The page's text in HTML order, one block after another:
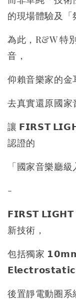
的現場體驗及「
為此，R&W 特
音，
仰賴音樂家的金
去真實還原國家
讓 𝗙𝗜𝗥𝗦𝗧
認證的
「國家音樂廳級
-
𝗙𝗜𝗥𝗦𝗧 𝗟𝗜𝗚𝗛𝗧
新技術，
包括獨家
後置靜電動圈